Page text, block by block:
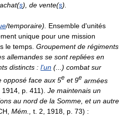
s), de vente(s).
/temporaire). Ensemble d'unités
unique pour une mission
le temps. Groupement de régiments
allemandes se sont repliées en
distincts : l'un (...) combat sur
opposé face aux 5e et 9e armées
1914, p. 411). Je maintenais un
au nord de la Somme, et un autre
Mém., t. 2, 1918, p. 73) :